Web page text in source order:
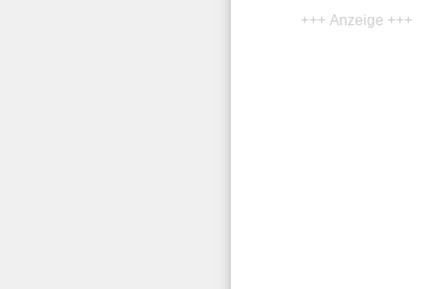
+++ Anzeige +++